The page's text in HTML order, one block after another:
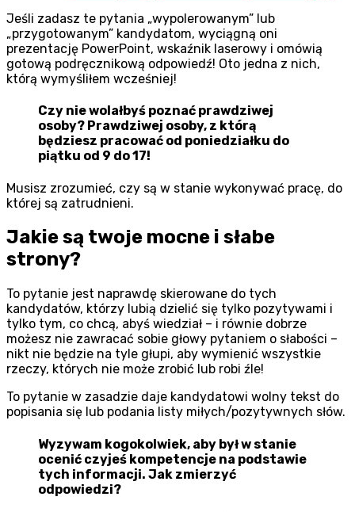
Jeśli zadasz te pytania „wypolerowanym” lub
„przygotowanym” kandydatom, wyciągną oni
prezentację PowerPoint, wskaźnik laserowy i omówią
gotową podręcznikową odpowiedź! Oto jedna z nich,
którą wymyśliłem wcześniej!
Czy nie wolałbyś poznać prawdziwej
osoby? Prawdziwej osoby, z którą
będziesz pracować od poniedziałku do
piątku od 9 do 17!
Musisz zrozumieć, czy są w stanie wykonywać pracę, do
której są zatrudnieni.
Jakie są twoje mocne i słabe
strony?
To pytanie jest naprawdę skierowane do tych
kandydatów, którzy lubią dzielić się tylko pozytywami i
tylko tym, co chcą, abyś wiedział – i równie dobrze
możesz nie zawracać sobie głowy pytaniem o słabości –
nikt nie będzie na tyle głupi, aby wymienić wszystkie
rzeczy, których nie może zrobić lub robi źle!
To pytanie w zasadzie daje kandydatowi wolny tekst do
popisania się lub podania listy miłych/pozytywnych słów.
Wyzywam kogokolwiek, aby był w stanie
ocenić czyjeś kompetencje na podstawie
tych informacji. Jak zmierzyć
odpowiedzi?